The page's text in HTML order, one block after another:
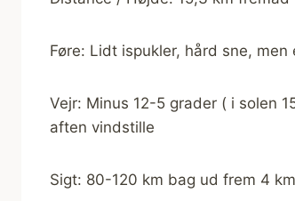
Føre: Lidt ispukler, hård sne,
Vejr: Minus 12-5 grader ( i solen
aften vindstille
Sigt: 80-120 km bag ud frem 4